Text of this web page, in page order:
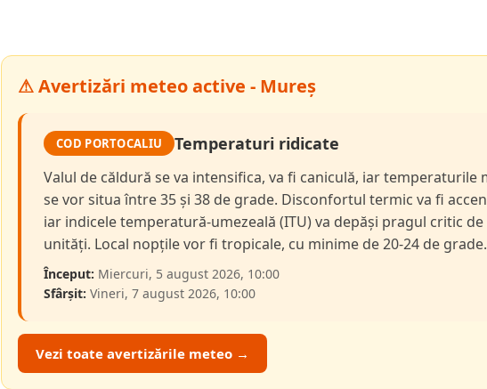
⚠ Avertizări meteo active - Mureș
COD PORTOCALIU Temperaturi ridicate
Valul de căldură se va intensifica, va fi caniculă, iar temperaturile
se vor situa între 35 și 38 de grade. Disconfortul termic va fi
iar indicele temperatură-umezeală (ITU) va depăși pragul critic de
unități. Local nopțile vor fi tropicale, cu minime de 20-24 de grade.
Început: Miercuri, 5 august 2026, 10:00
Sfârșit: Vineri, 7 august 2026, 10:00
Vezi toate avertizările meteo →